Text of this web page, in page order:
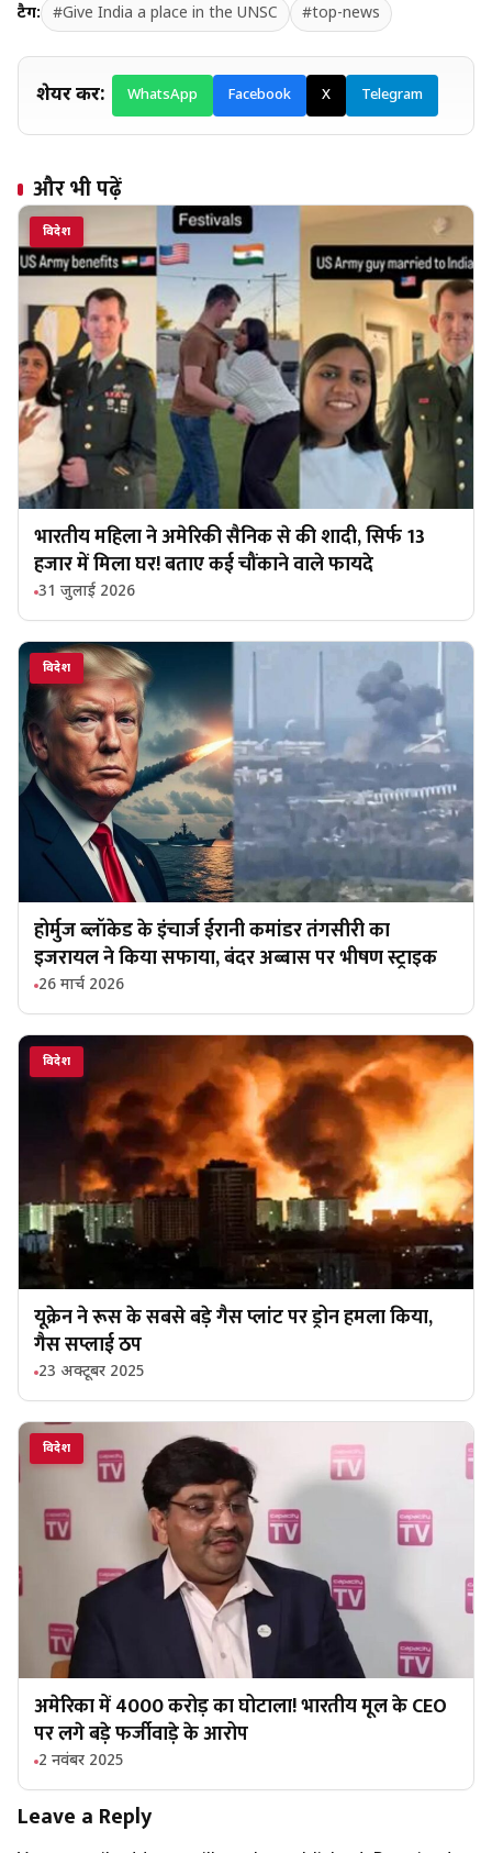
टैग: #Give India a place in the UNSC #top-news
शेयर करें: WhatsApp Facebook X Telegram
और भी पढ़ें
विदेश
भारतीय महिला ने अमेरिकी सैनिक से की शादी, सिर्फ ₹13
हजार में मिला घर! बताए कई चौंकाने वाले फायदे
31 जुलाई 2026
विदेश
होर्मुज ब्लॉकेड के इंचार्ज ईरानी कमांडर तंगसीरी का
इजरायल ने किया सफाया, बंदर अब्बास पर भीषण स्ट्राइक
26 मार्च 2026
विदेश
यूक्रेन ने रूस के सबसे बड़े गैस प्लांट पर ड्रोन हमला किया,
गैस सप्लाई ठप
23 अक्टूबर 2025
विदेश
अमेरिका में 4000 करोड़ का घोटाला! भारतीय मूल के CEO
पर लगे बड़े फर्जीवाड़े के आरोप
2 नवंबर 2025
Leave a Reply